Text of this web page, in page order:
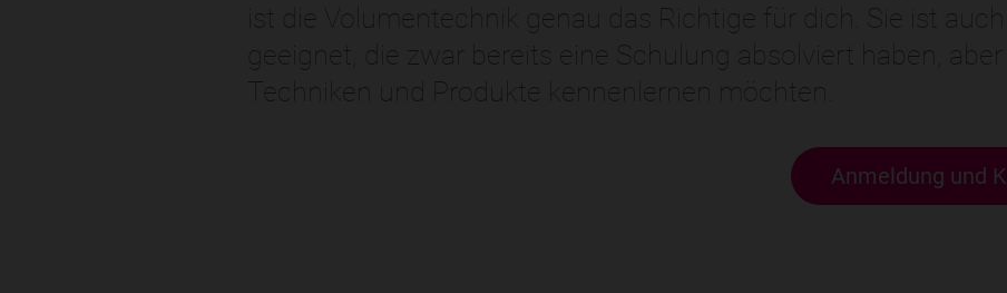
ist die Volumentechnik genau das Richtige für dich. Sie ist
geeignet, die zwar bereits eine Schulung absolviert haben, aber
Techniken und Produkte kennenlernen möchten.
Anmeldung und